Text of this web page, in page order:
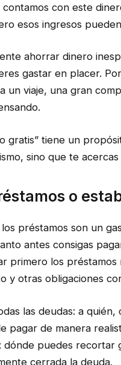
con este
esos ingresos
ahorrar dinero
gastar en placer.
un viaje, una gran
gratis” tiene un
sino que te
o
préstamos son un
antes consigas
primero los
y otras obligaciones
las deudas: a
pagar de manera
dónde puedes recortar
cerrada la deuda.